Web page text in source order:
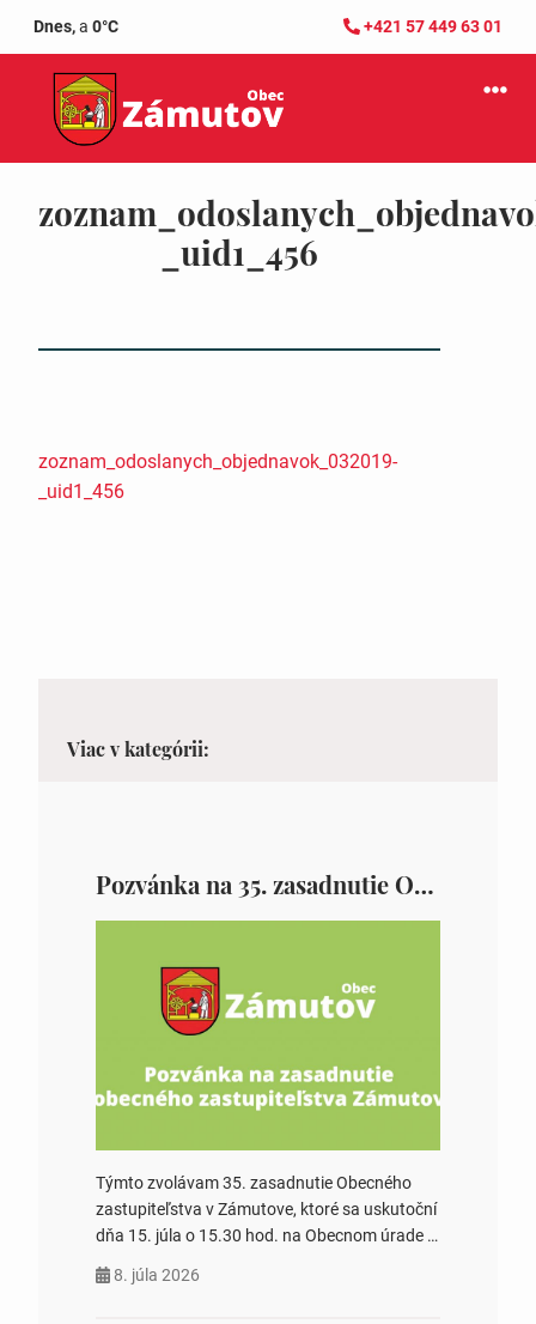
Dnes,a 0°C +421 57 449 63 01
_uid1_456
zoznam_odoslanych_objednavok_032019-
_uid1_456
Viac v kategórii:
Pozvánka na 35. zasadnutie OZ v Zámutove
Týmto zvolávam 35. zasadnutie Obecného
zastupiteľstva v Zámutove, ktoré sa uskutoční
dňa 15. júla o 15.30 hod. na Obecnom úrade v
rokovania 2. Schválenie návrhovej komisie a
8. júla 2026